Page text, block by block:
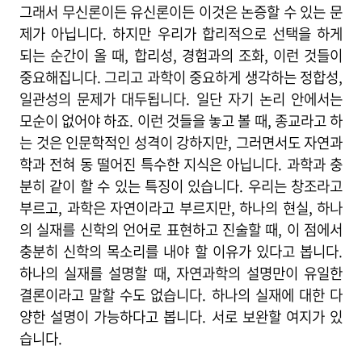
그래서 무신론이든 유신론이든 이것은 논증할 수 있는 문
제가 아닙니다. 하지만 우리가 합리적으로 선택을 하게
되는 순간이 올 때, 합리성, 경험과의 조화, 이런 것들이
중요해집니다. 그리고 과학이 중요하게 생각하는 정합성,
일관성의 문제가 대두됩니다. 일단 자기 논리 안에서는
모순이 없어야 하죠. 이런 것들을 놓고 볼 때, 종교라고 하
는 것은 인문학적인 성격이 강하지만, 그러면서도 자연과
학과 전혀 동 떨어진 특수한 지식은 아닙니다. 과학과 충
분히 같이 할 수 있는 특징이 있습니다. 우리는 창조라고
부르고, 과학은 자연이라고 부르지만, 하나의 현실, 하나
의 실재를 신학의 언어로 표현하고 진술할 때, 이 점에서
충분히 신학의 목소리를 내야 할 이유가 있다고 봅니다.
하나의 실재를 설명할 때, 자연과학의 설명만이 유일한
결론이라고 말할 수도 없습니다. 하나의 실재에 대한 다
양한 설명이 가능하다고 봅니다. 서로 보완할 여지가 있
습니다.